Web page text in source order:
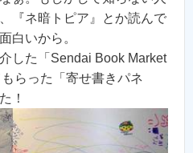
『ネ暗トピア』とか読んで
白いから。
した「Sendai Book Market
らった「寄せ書きパネ
！